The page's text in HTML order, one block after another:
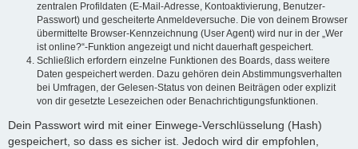
zentralen Profildaten (E-Mail-Adresse, Kontoaktivierung, Benutzer-
Passwort) und gescheiterte Anmeldeversuche. Die von deinem Browser
übermittelte Browser-Kennzeichnung (User Agent) wird nur in der „Wer
ist online?“-Funktion angezeigt und nicht dauerhaft gespeichert.
Schließlich erfordern einzelne Funktionen des Boards, dass weitere
Daten gespeichert werden. Dazu gehören dein Abstimmungsverhalten
bei Umfragen, der Gelesen-Status von deinen Beiträgen oder explizit
von dir gesetzte Lesezeichen oder Benachrichtigungsfunktionen.
Dein Passwort wird mit einer Einwege-Verschlüsselung (Hash)
gespeichert, so dass es sicher ist. Jedoch wird dir empfohlen,